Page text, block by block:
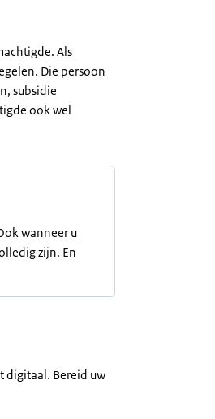
Als
Die persoon
subsidie
ook wel
wanneer u
zijn. En
digitaal. Bereid uw